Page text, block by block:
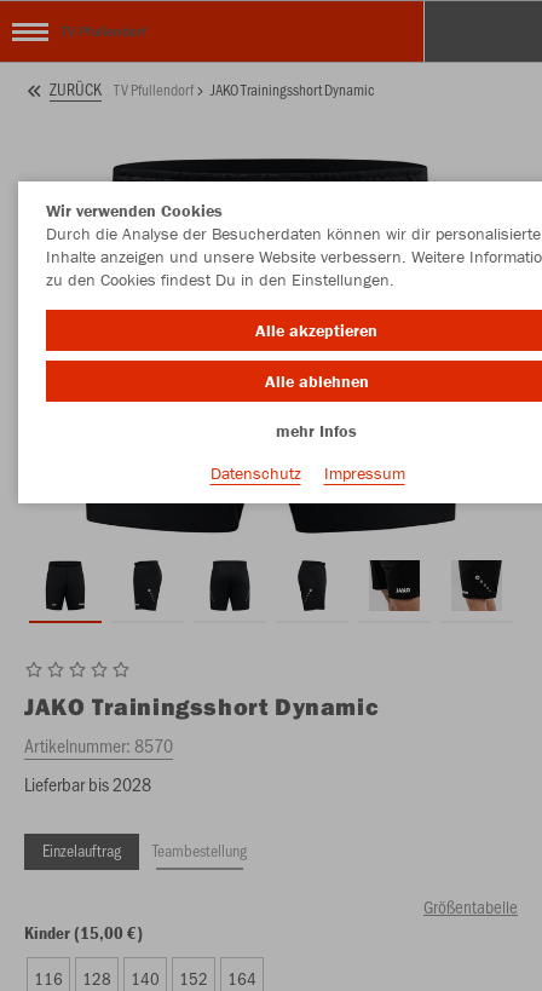
TV Pfullendorf
ZURÜCK TV Pfullendorf JAKO Trainingsshort Dynamic
JAKO Trainingsshort Dynamic
Artikelnummer:8570
Lieferbar bis 2028
Einzelauftrag Teambestellung
Größentabelle
Kinder (15,00 €)
116 128 140 152 164
Wir verwenden Cookies
Durch die Analyse der Besucherdaten können wir dir personalisierte
Inhalte anzeigen und unsere Website verbessern. Weitere
zu den Cookies findest Du in den Einstellungen.
Alle akzeptieren
Alle ablehnen
mehr Infos
Datenschutz
Impressum